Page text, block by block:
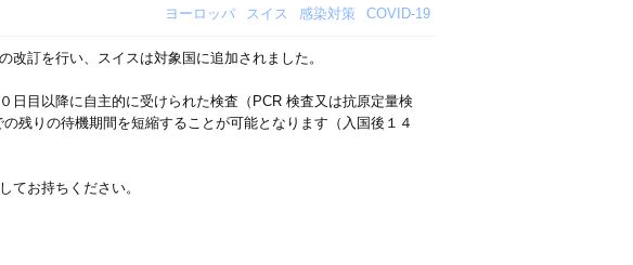
ヨーロッパ スイス 感染対策 COVID-19
訂を行い、スイスは対象国に追加されました。
日目以降に自主的に受けられた検査（PCR 検査又は抗原定量検
残りの待機期間を短縮することが可能となります（入国後１４
てお持ちください。